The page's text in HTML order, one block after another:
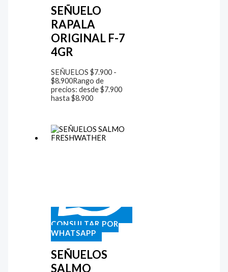
SEÑUELO
RAPALA
ORIGINAL F-7
4GR
SEÑUELOS $7.900 -
$8.900Rango de
precios: desde $7.900
hasta $8.900
CONSULTAR POR
WHATSAPP
SEÑUELOS
SALMO